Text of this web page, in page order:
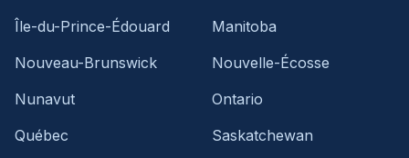
Île-du-Prince-Édouard
Manitoba
Nouveau-Brunswick
Nouvelle-Écosse
Nunavut
Ontario
Québec
Saskatchewan